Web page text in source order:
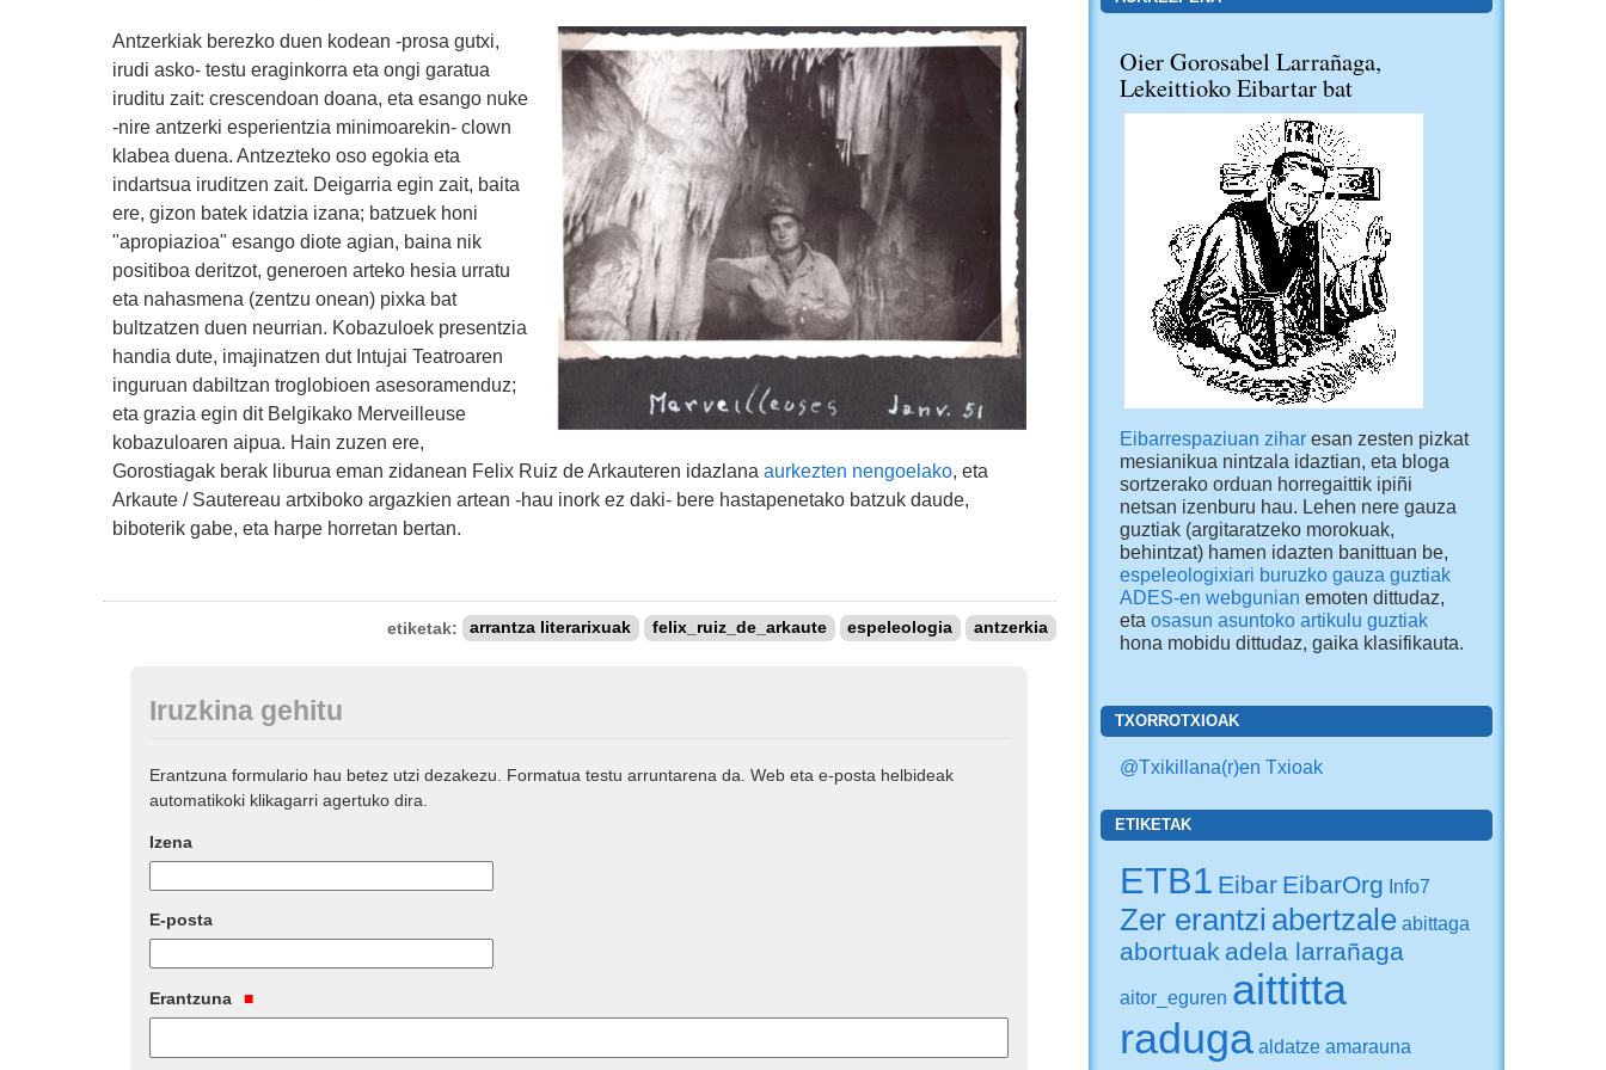
Antzerkiak berezko duen kodean -prosa gutxi,
irudi asko- testu eraginkorra eta ongi garatua
iruditu zait: crescendoan doana, eta esango nuke
-nire antzerki esperientzia minimoarekin- clown
klabea duena. Antzezteko oso egokia eta
indartsua iruditzen zait. Deigarria egin zait, baita
ere, gizon batek idatzia izana; batzuek honi
"apropiazioa" esango diote agian, baina nik
positiboa deritzot, generoen arteko hesia urratu
eta nahasmena (zentzu onean) pixka bat
bultzatzen duen neurrian. Kobazuloek presentzia
handia dute, imajinatzen dut Intujai Teatroaren
inguruan dabiltzan troglobioen asesoramenduz;
eta grazia egin dit Belgikako Merveilleuse
kobazuloaren aipua. Hain zuzen ere,
Gorostiagak berak liburua eman zidanean Felix Ruiz de Arkauteren idazlana aurkezten nengoelako, eta
Arkaute / Sautereau artxiboko argazkien artean -hau inork ez daki- bere hastapenetako batzuk daude,
biboterik gabe, eta harpe horretan bertan.
etiketak: arrantza literarixuak felix_ruiz_de_arkaute espeleologia antzerkia
Iruzkina gehitu
Erantzuna formulario hau betez utzi dezakezu. Formatua testu arruntarena da. Web eta e-posta helbideak
automatikoki klikagarri agertuko dira.
Izena
E-posta
Erantzuna
Oier Gorosabel Larrañaga,
Lekeittioko Eibartar bat
Eibarrespaziuan ziharesan zesten pizkat
mesianikua nintzala idaztian, eta bloga
sortzerako orduan horregaittik ipiñi
netsan izenburu hau. Lehen nere gauza
guztiak (argitaratzeko morokuak,
behintzat) hamen idazten banittuan be,
espeleologixiari buruzko gauza guztiak
ADES-en webgunian emoten dittudaz,
eta osasun asuntoko artikulu guztiak
hona mobidu dittudaz, gaika klasifikauta.
TXORROTXIOAK
@Txikillana(r)en Txioak
ETIKETAK
ETB1 Eibar EibarOrg Info7
Zer erantzi abertzale abittaga
abortuak adela larrañaga
aitor_eguren aittitta
raduga aldatze amarauna